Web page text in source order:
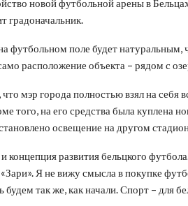
новой футбольной арены в
градоначальник.
футбольном поле будет натуральным,
расположение объекта – рядом с
мэр города полностью взял на себя
того, на его средства была куплена
освещение на другом
концепция развития бельцкого
Я не вижу смысла в покупке
будем так же, как начали. Спорт – для